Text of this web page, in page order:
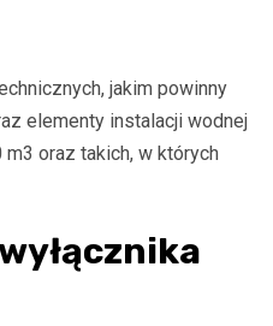
jakim powinny
elementy instalacji wodnej
oraz takich, w których